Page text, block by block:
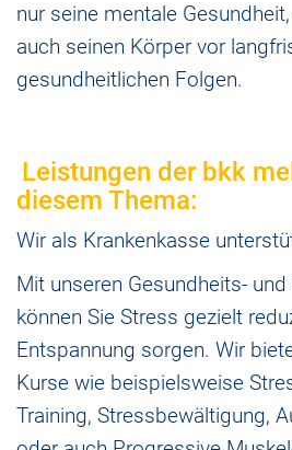
nur seine mentale
auch seinen Körper vor
gesundheitlichen Folgen.
Leistungen der bkk
diesem Thema:
Wir als Krankenkasse
Mit unseren Gesundheits-
können Sie Stress gezielt
Entspannung sorgen. Wir
Kurse wie beispielsweise
Training, Stressbewältigung,